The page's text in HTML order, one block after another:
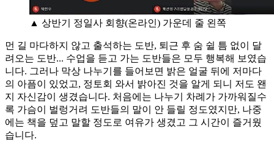
▲ 상반기 정일사 회향(온라인) 가운데 줄 왼쪽
먼 길 마다하지 않고 출석하는 도반, 퇴근 후 숨 쉴 틈 없이 달
려오는 도반... 수업을 듣고 가는 도반들은 모두 행복해 보였습
니다. 그러나 막상 나누기를 들어보면 밝은 얼굴 뒤에 저마다
의 아픔이 있었고, 정토회 와서 밝아진 것을 알게 되니 저도 왠
지 자신감이 생겼습니다. 처음에는 나누기 차례가 가까워질수
록 가슴이 벌렁거려 도반들의 말이 안 들릴 정도였지만, 나중
에는 책을 덮고 말할 정도로 여유가 생겼고 그 시간이 즐거웠
습니다.